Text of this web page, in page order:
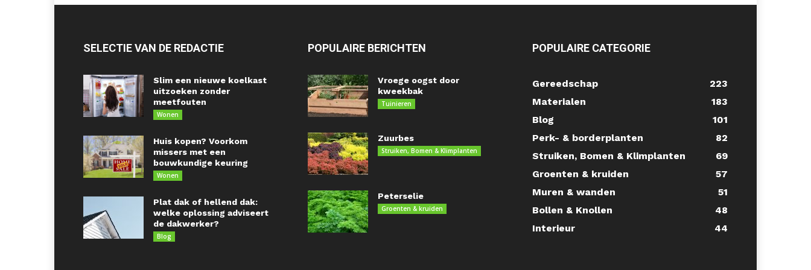
SELECTIE VAN DE REDACTIE
Slim een nieuwe koelkast
uitzoeken zonder
meetfouten
Wonen
Huis kopen? Voorkom
missers met een
bouwkundige keuring
Wonen
Plat dak of hellend dak:
welke oplossing adviseert
de dakwerker?
Blog
POPULAIRE BERICHTEN
Vroege oogst door
kweekbak
Tuinieren
Zuurbes
Struiken, Bomen & Klimplanten
Peterselie
Groenten & kruiden
POPULAIRE CATEGORIE
Gereedschap
223
Materialen
183
Blog
101
Perk- & borderplanten
82
Struiken, Bomen & Klimplanten
69
Groenten & kruiden
57
Muren & wanden
51
Bollen & Knollen
48
Interieur
44